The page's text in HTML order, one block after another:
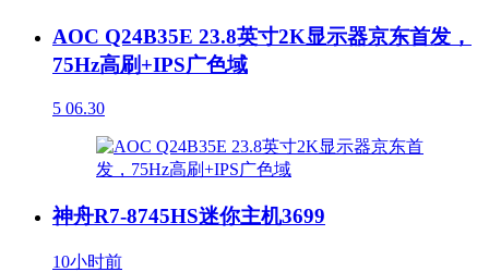
AOC Q24B35E 23.8英寸2K显示器京东首发，
75Hz高刷+IPS广色域
5 06.30
神舟R7-8745HS迷你主机3699
10小时前